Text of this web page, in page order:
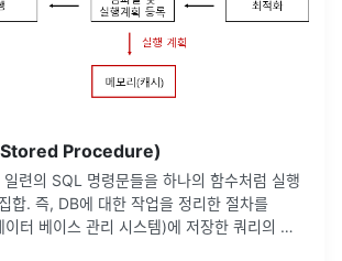
Procedure)
련의 SQL 명령문들을 하나의 함수처럼 실행
합. 즉, DB에 대한 작업을 정리한 절차를
터 베이스 관리 시스템)에 저장한 쿼리의 집